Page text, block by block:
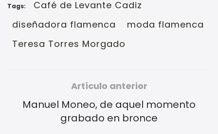
Tags:
Café de Levante Cadiz
diseñadora flamenca
moda flamenca
Teresa Torres Morgado
Artículo anterior
Manuel Moneo, de aquel momento
grabado en bronce